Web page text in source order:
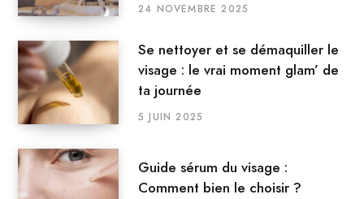
24 NOVEMBRE 2025
Se nettoyer et se démaquiller le
visage : le vrai moment glam’ de
ta journée
5 JUIN 2025
Guide sérum du visage :
Comment bien le choisir ?